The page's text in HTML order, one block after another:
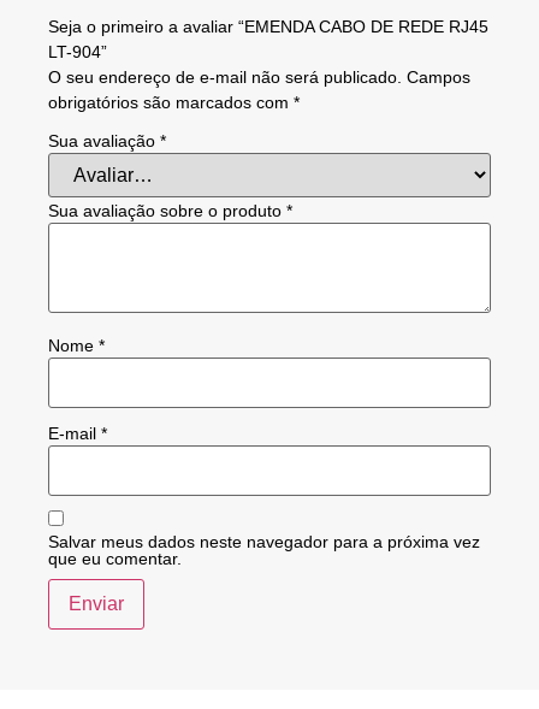
Seja o primeiro a avaliar “EMENDA CABO DE REDE RJ45
LT-904”
O seu endereço de e-mail não será publicado. Campos
obrigatórios são marcados com *
Sua avaliação *
Sua avaliação sobre o produto *
Nome *
E-mail *
Salvar meus dados neste navegador para a próxima vez
que eu comentar.